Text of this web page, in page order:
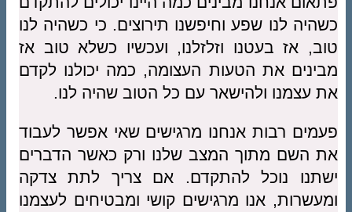
כשהיה לנו שפע וחיפשנו תירוצים. כי כשהיה לנו
טוב, אז בעטנו וזלזלנו, ועכשיו כשלא טוב אז
מבינים את הטעות העצומה, כמה יכולנו לקדם
את עצמנו ולהישאר עם כל הטוב שהיה לנו.
פעמים רבות אנחנו מרגישים שאי אפשר לעבוד
את השם מתוך המצב שלנו ורק כאשר הדברים
ישתנו נוכל להתקדם. אם צריך לתת צדקה
ומעשרות, אנו מרגישים קושי ומבטיחים לעצמנו